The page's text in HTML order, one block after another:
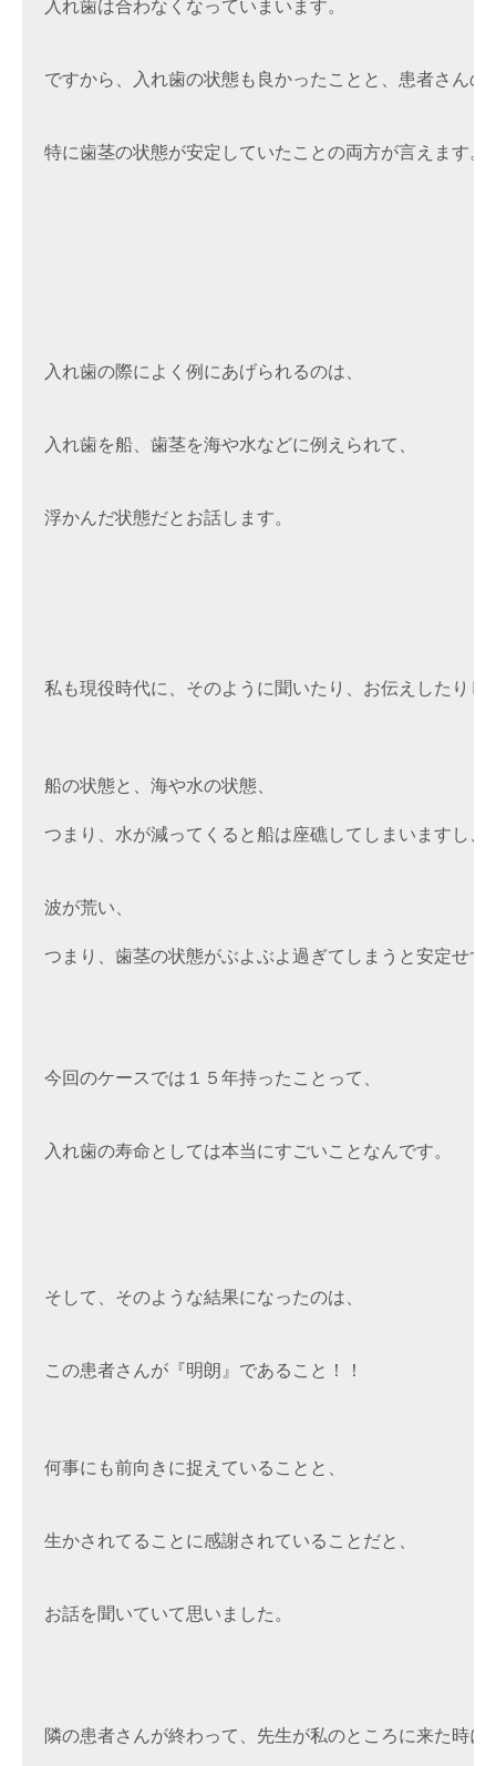
入れ歯は合わなくなっていまいます。
ですから、入れ歯の状態も良かったことと、患者さんの
特に歯茎の状態が安定していたことの両方が言えます。
入れ歯の際によく例にあげられるのは、
入れ歯を船、歯茎を海や水などに例えられて、
浮かんだ状態だとお話します。
私も現役時代に、そのように聞いたり、お伝えしたりし
船の状態と、海や水の状態、
つまり、水が減ってくると船は座礁してしまいますし、
波が荒い、
つまり、歯茎の状態がぶよぶよ過ぎてしまうと安定せず
今回のケースでは１５年持ったことって、
入れ歯の寿命としては本当にすごいことなんです。
そして、そのような結果になったのは、
この患者さんが『明朗』であること！！
何事にも前向きに捉えていることと、
生かされてることに感謝されていることだと、
お話を聞いていて思いました。
隣の患者さんが終わって、先生が私のところに来た時に